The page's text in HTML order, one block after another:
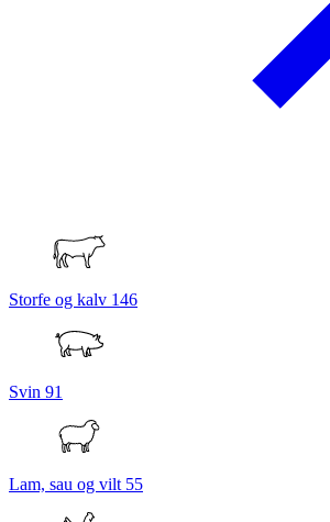
Storfe og kalv 146
Svin 91
Lam, sau og vilt 55